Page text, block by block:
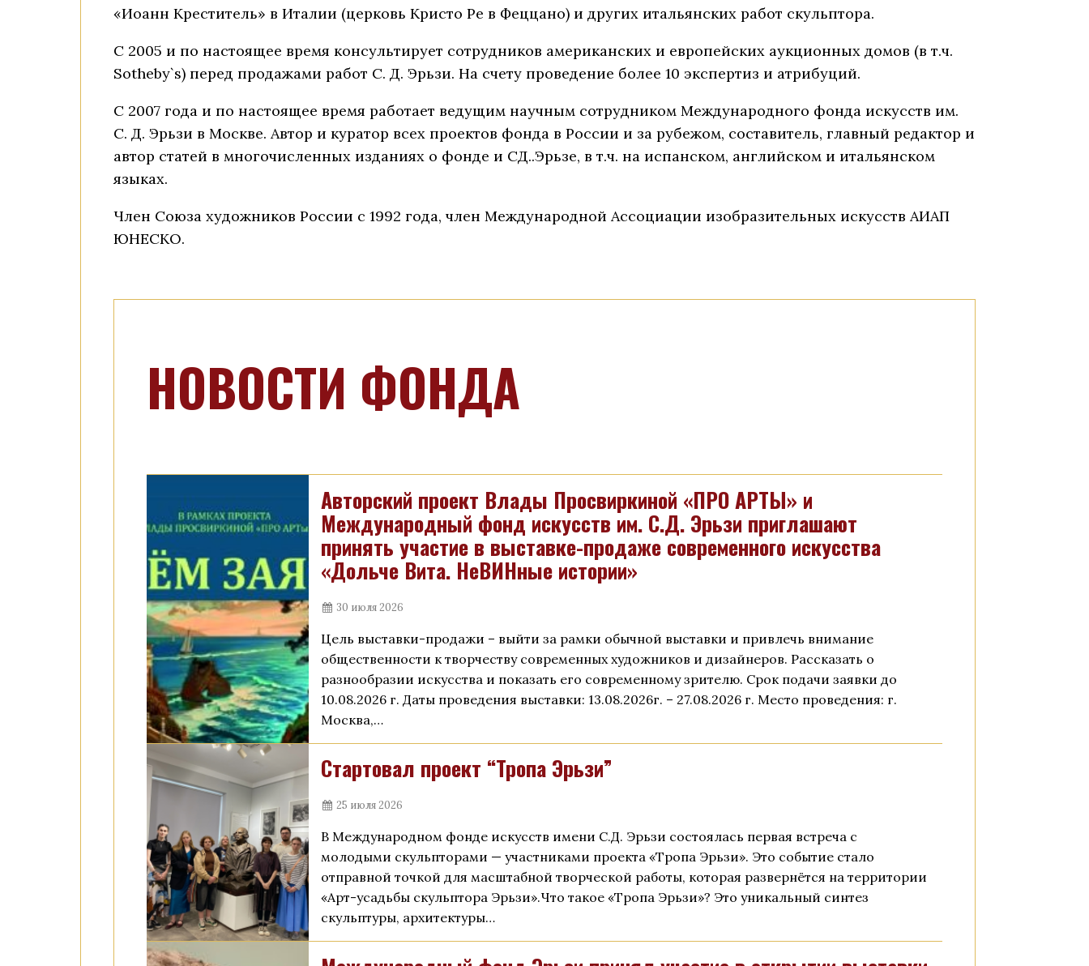
«Иоанн Креститель» в Италии (церковь Кристо Ре в Феццано) и других итальянских работ скульптора.
С 2005 и по настоящее время консультирует сотрудников американских и европейских аукционных домов (в т.ч.
Sotheby`s) перед продажами работ С. Д. Эрьзи. На счету проведение более 10 экспертиз и атрибуций.
С 2007 года и по настоящее время работает ведущим научным сотрудником Международного фонда искусств им.
С. Д. Эрьзи в Москве. Автор и куратор всех проектов фонда в России и за рубежом, составитель, главный редактор и
автор статей в многочисленных изданиях о фонде и СД..Эрьзе, в т.ч. на испанском, английском и итальянском
языках.
Член Союза художников России с 1992 года, член Международной Ассоциации изобразительных искусств АИАП
ЮНЕСКО.
НОВОСТИ ФОНДА
Авторский проект Влады Просвиркиной «ПРО АРТЫ» и
Международный фонд искусств им. С.Д. Эрьзи приглашают
принять участие в выставке-продаже современного искусства
«Дольче Вита. НеВИНные истории»
30 июля 2026
Цель выставки-продажи – выйти за рамки обычной выставки и привлечь внимание
общественности к творчеству современных художников и дизайнеров. Рассказать о
разнообразии искусства и показать его современному зрителю. Срок подачи заявки до
10.08.2026 г. Даты проведения выставки: 13.08.2026г. – 27.08.2026 г. Место проведения: г.
Москва,…
Стартовал проект “Тропа Эрьзи”
25 июля 2026
В Международном фонде искусств имени С.Д. Эрьзи состоялась первая встреча с
молодыми скульпторами — участниками проекта «Тропа Эрьзи». Это событие стало
отправной точкой для масштабной творческой работы, которая развернётся на территории
«Арт-усадьбы скульптора Эрьзи».Что такое «Тропа Эрьзи»? Это уникальный синтез
скульптуры, архитектуры…